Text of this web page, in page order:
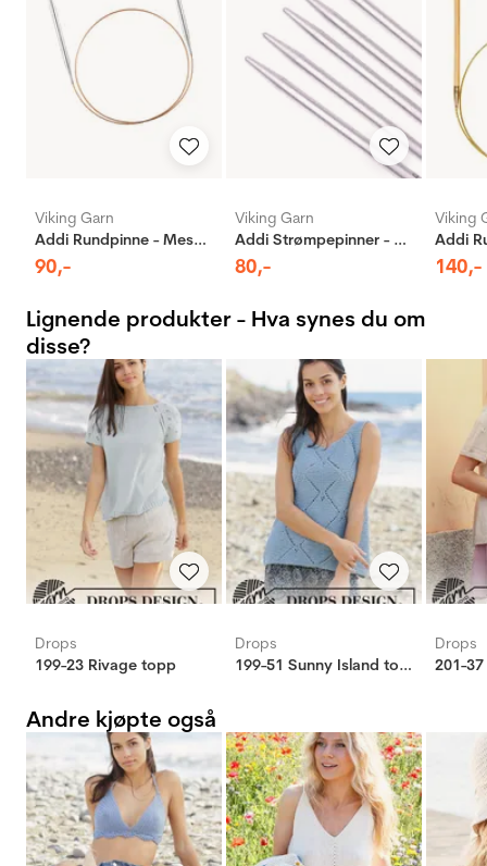
Viking Garn
Addi Rundpinne - Messing
90,-
Viking Garn
Addi Strømpepinner - Aluminium
80,-
Viking
140,-
Lignende produkter - Hva synes du om
disse?
Drops
199-23 Rivage topp
Drops
199-51 Sunny Island topp
Drops
Andre kjøpte også